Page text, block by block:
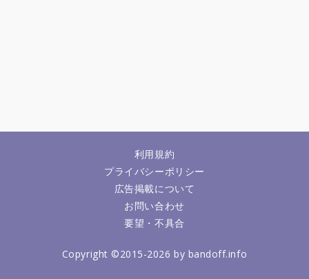
利用規約
プライバシーポリシー
広告掲載について
お問い合わせ
要望・不具合
Copyright ©2015-2026 by bandoff.info